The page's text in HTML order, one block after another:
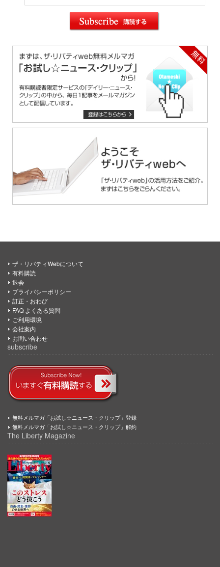
ザ・リバティWebについて
有料購読
退会
プライバシーポリシー
訂正・おわび
FAQ よくある質問
ご利用環境
会社案内
お問い合わせ
subscribe
無料メルマガ「お試し☆ニュース・クリップ」登録
無料メルマガ「お試し☆ニュース・クリップ」解約
The Liberty Magazine